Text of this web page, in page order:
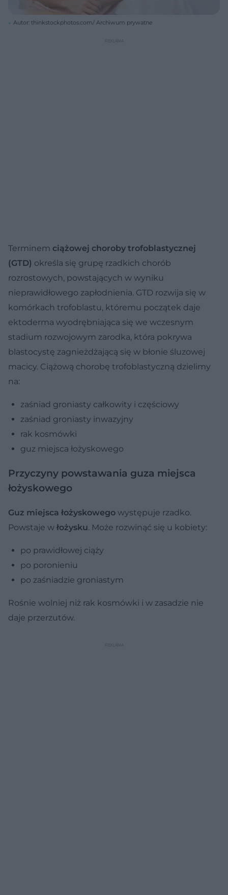
Autor: thinkstockphotos.com/ Archiwum prywatne
Terminem ciążowej choroby trofoblastycznej
(GTD) określa się grupę rzadkich chorób
rozrostowych, powstających w wyniku
nieprawidłowego zapłodnienia. GTD rozwija się w
komórkach trofoblastu, któremu początek daje
ektoderma wyodrębniająca się we wczesnym
stadium rozwojowym zarodka, która pokrywa
blastocystę zagnieżdżającą się w błonie śluzowej
macicy. Ciążową chorobę trofoblastyczną dzielimy
na:
zaśniad groniasty całkowity i częściowy
zaśniad groniasty inwazyjny
rak kosmówki
guz miejsca łożyskowego
Przyczyny powstawania guza miejsca
łożyskowego
Guz miejsca łożyskowego występuje rzadko.
Powstaje w łożysku. Może rozwinąć się u kobiety:
po prawidłowej ciąży
po poronieniu
po zaśniadzie groniastym
Rośnie wolniej niż rak kosmówki i w zasadzie nie
daje przerzutów.